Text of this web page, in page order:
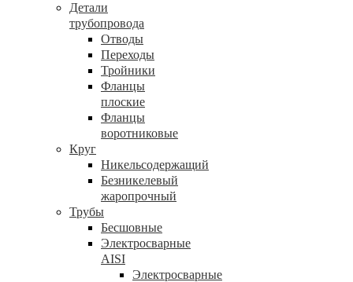
Детали
трубопровода
Отводы
Переходы
Тройники
Фланцы
плоские
Фланцы
воротниковые
Круг
Никельсодержащий
Безникелевый
жаропрочный
Трубы
Бесшовные
Электросварные
AISI
Электросварные